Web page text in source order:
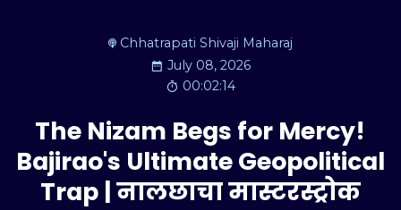
Chhatrapati Shivaji Maharaj
July 08, 2026
00:02:14
The Nizam Begs for Mercy!
Bajirao's Ultimate Geopolitical
Trap | नालछाचा मास्टरस्ट्रोक